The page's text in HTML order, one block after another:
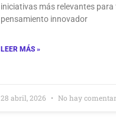
iniciativas más relevantes para
pensamiento innovador
LEER MÁS »
28 abril, 2026 No hay